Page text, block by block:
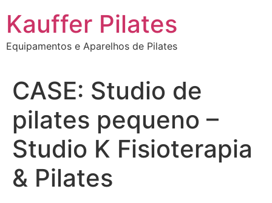
para
conteúdo
Kauffer Pilates
Equipamentos e Aparelhos de Pilates
CASE: Studio de
pilates pequeno –
Studio K Fisioterapia
& Pilates